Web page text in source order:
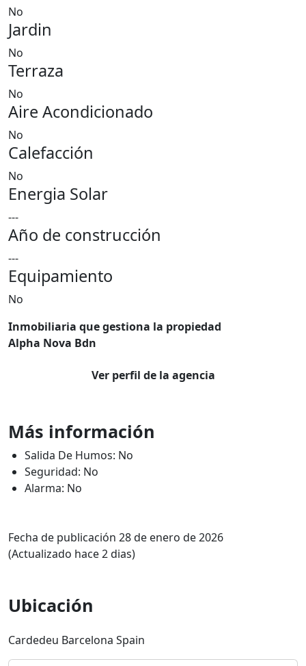
No
Jardin
No
Terraza
No
Aire Acondicionado
No
Calefacción
No
Energia Solar
---
Año de construcción
---
Equipamiento
No
Inmobiliaria que gestiona la propiedad
Alpha Nova Bdn
Ver perfil de la agencia
Más información
Salida De Humos: No
Seguridad: No
Alarma: No
Fecha de publicación 28 de enero de 2026
(Actualizado hace 2 dias)
Ubicación
Cardedeu Barcelona Spain